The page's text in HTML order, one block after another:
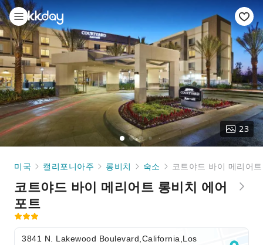
23
미국 캘리포니아주 롱비치 숙소 코트야드 바이 메리어
코트야드 바이 메리어트 롱비치 에어
포트
3841 N. Lakewood Boulevard,California,Los